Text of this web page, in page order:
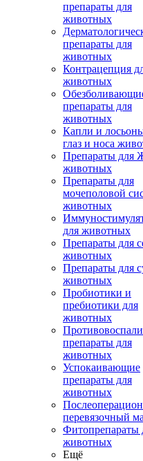
препараты для
животных
препараты для
животных
Контрацепция
животных
препараты для
животных
Капли и
глаз и носа
Препараты для
животных
Препараты для
мочеполовой
животных
для животных
Препараты для
животных
Препараты для
животных
Пробиотики и
пребиотики для
животных
препараты для
животных
Успокаивающие
препараты для
животных
перевязочный
Фитопрепараты
животных
Ещё